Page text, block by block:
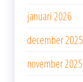
januari 2026
december 2025
november 2025